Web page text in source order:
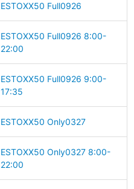
ESTOXX50 Full0926
ESTOXX50 Full0926 8:00-
22:00
ESTOXX50 Full0926 9:00-
17:35
ESTOXX50 Only0327
ESTOXX50 Only0327 8:00-
22:00